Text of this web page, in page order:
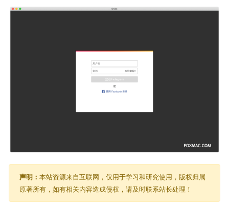
声明： 本站资源来自互联网，仅用于学习和研究使用，版权归属
原著所有，如有相关内容造成侵权，请及时联系站长处理！